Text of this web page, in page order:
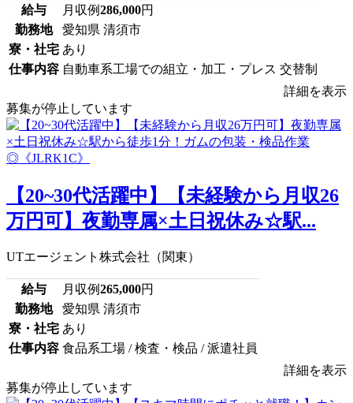
給与 月収例286,000円
勤務地
愛知県 清須市
寮・社宅 あり
仕事内容 自動車系工場での組立・加工・プレス 交替制
詳細を表示
募集が停止しています
【20~30代活躍中】【未経験から月収26
万円可】夜勤専属×土日祝休み☆駅...
UTエージェント株式会社（関東）
給与 月収例265,000円
勤務地
愛知県 清須市
寮・社宅 あり
仕事内容 食品系工場 / 検査・検品 / 派遣社員
詳細を表示
募集が停止しています